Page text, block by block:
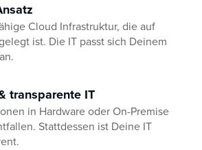
Cloud Infrastruktur, die auf
ist. Die IT passt sich Deinem
transparente IT
in Hardware oder On-Premise
Stattdessen ist Deine IT